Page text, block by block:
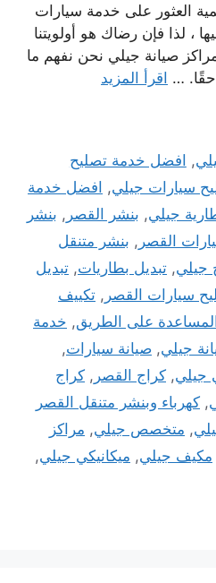
العثور على خدمة سيارات
، لذا فإن رضاك ​​هو أولويتنا
صيانة جيلي نحن نفهم ما
حقًا. … اقرأ المزيد
, افضل خدمة تصليح
سيارات جيلي, افضل خدمة
جيلي, بنشر القصر , بنشر
القصر , بنشر متنقل
جيلي, تبديل بطاريات, تبديل
سيارات القصر , تكييف
على الطريق, خدمة
جيلي, صيانة سيارات,
جيلي, كراج القصر , كراج
, كهرباء وبنشر متنقل القصر
, متخصص جيلي, مراكز
مكيف جيلي, ميكانيكي جيلي,